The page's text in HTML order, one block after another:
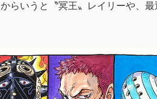
らいうと〝冥王〟レイリーや、